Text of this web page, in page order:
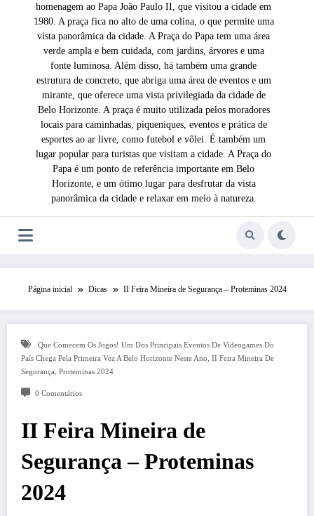
homenagem ao Papa João Paulo II, que visitou a cidade em
1980. A praça fica no alto de uma colina, o que permite uma
vista panorâmica da cidade. A Praça do Papa tem uma área
verde ampla e bem cuidada, com jardins, árvores e uma
fonte luminosa. Além disso, há também uma grande
estrutura de concreto, que abriga uma área de eventos e um
mirante, que oferece uma vista privilegiada da cidade de
Belo Horizonte. A praça é muito utilizada pelos moradores
locais para caminhadas, piqueniques, eventos e prática de
esportes ao ar livre, como futebol e vôlei. É também um
lugar popular para turistas que visitam a cidade. A Praça do
Papa é um ponto de referência importante em Belo
Horizonte, e um ótimo lugar para desfrutar da vista
panorâmica da cidade e relaxar em meio à natureza.
Página inicial Dicas II Feira Mineira de Segurança – Proteminas 2024
. Que Comecem Os Jogos! Um Dos Principais Eventos De Videogames Do
País Chega Pela Primeira Vez A Belo Horizonte Neste Ano, II Feira Mineira De
Segurança, Proteminas 2024
0 Comentários
II Feira Mineira de
Segurança – Proteminas
2024